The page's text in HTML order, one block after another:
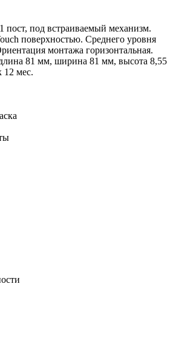
пост, под встраиваемый механизм.
поверхностью. Среднего уровня
монтажа горизонтальная.
81 мм, ширина 81 мм, высота 8,55
12 мес.